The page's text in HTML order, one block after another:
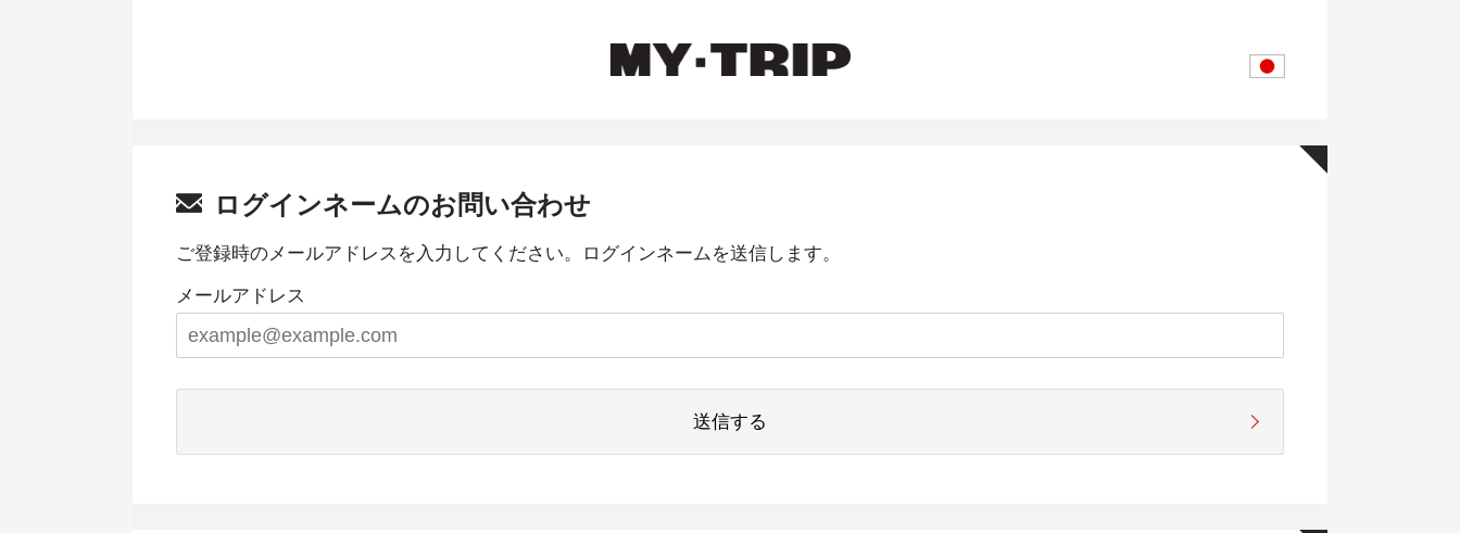
ログインネームのお問い合わせ
ご登録時のメールアドレスを入力してください。ログインネームを送信します。
メールアドレス
送信する